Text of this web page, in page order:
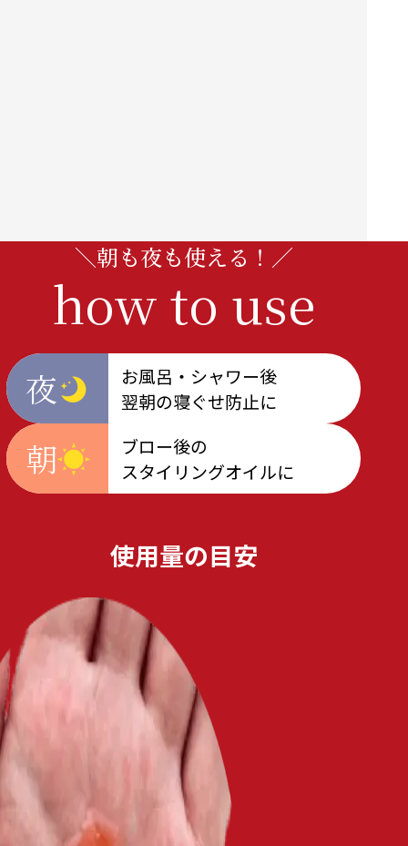
＼朝も夜も使える！／
how to use
夜
お風呂・シャワー後
翌朝の寝ぐせ防止に
朝
ブロー後の
スタイリングオイルに
使用量の目安